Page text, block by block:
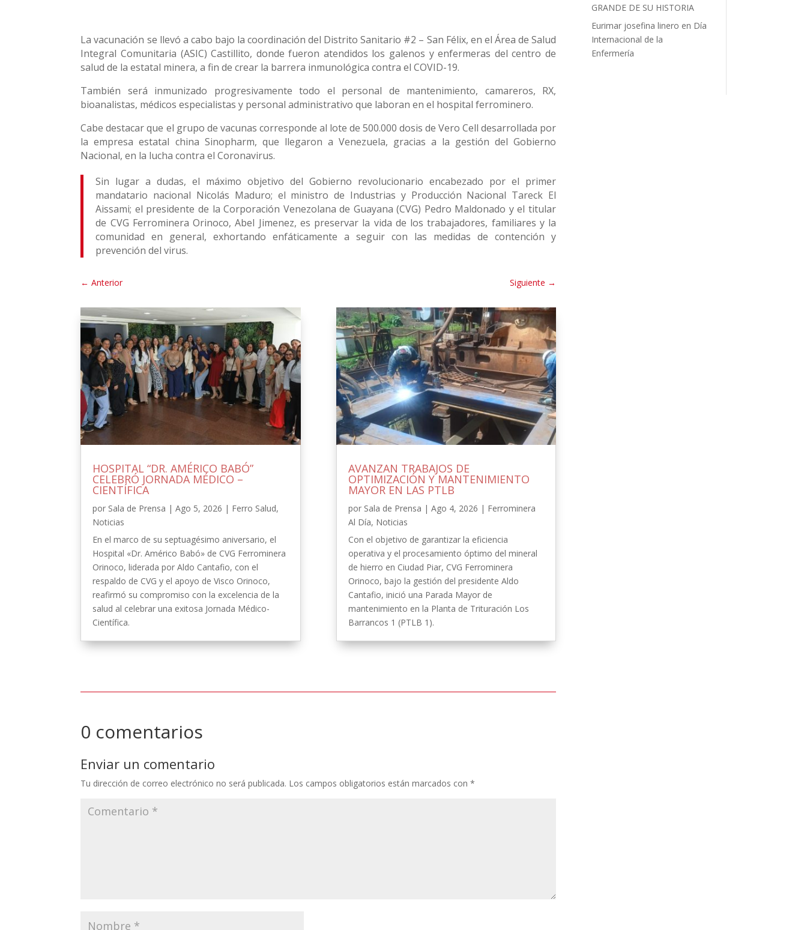
La vacunación se llevó a cabo bajo la coordinación del Distrito Sanitario #2 – San Félix, en el Área de Salud
Integral Comunitaria (ASIC) Castillito, donde fueron atendidos los galenos y enfermeras del centro de
salud de la estatal minera, a fin de crear la barrera inmunológica contra el COVID-19.
También será inmunizado progresivamente todo el personal de mantenimiento, camareros, RX,
bioanalistas, médicos especialistas y personal administrativo que laboran en el hospital ferrominero.
Cabe destacar que el grupo de vacunas corresponde al lote de 500.000 dosis de Vero Cell desarrollada por
la empresa estatal china Sinopharm, que llegaron a Venezuela, gracias a la gestión del Gobierno
Nacional, en la lucha contra el Coronavirus.
Sin lugar a dudas, el máximo objetivo del Gobierno revolucionario encabezado por el primer
mandatario nacional Nicolás Maduro; el ministro de Industrias y Producción Nacional Tareck El
Aissami; el presidente de la Corporación Venezolana de Guayana (CVG) Pedro Maldonado y el titular
de CVG Ferrominera Orinoco, Abel Jimenez, es preservar la vida de los trabajadores, familiares y la
comunidad en general, exhortando enfáticamente a seguir con las medidas de contención y
prevención del virus.
←Anterior Siguiente →
HOSPITAL “DR. AMÉRICO BABÓ”
CELEBRÓ JORNADA MÉDICO –
CIENTÍFICA
por Sala de Prensa |Ago 5, 2026 | Ferro Salud,
Noticias
En el marco de su septuagésimo aniversario, el
Hospital «Dr. Américo Babó» de CVG Ferrominera
Orinoco, liderada por Aldo Cantafio, con el
respaldo de CVG y el apoyo de Visco Orinoco,
reafirmó su compromiso con la excelencia de la
salud al celebrar una exitosa Jornada Médico-
Científica.
AVANZAN TRABAJOS DE
OPTIMIZACIÓN Y MANTENIMIENTO
MAYOR EN LAS PTLB
por Sala de Prensa | Ago 4, 2026 | Ferrominera
Al Día, Noticias
Con el objetivo de garantizar la eficiencia
operativa y el procesamiento óptimo del mineral
de hierro en Ciudad Piar, CVG Ferrominera
Orinoco, bajo la gestión del presidente Aldo
Cantafio, inició una Parada Mayor de
mantenimiento en la Planta de Trituración Los
Barrancos 1 (PTLB 1).
0 comentarios
Enviar un comentario
Tu dirección de correo electrónico no será publicada. Los campos obligatorios están marcados con*
GRANDE DE SU HISTORIA
Eurimar josefina linero en Día
Internacional de la
Enfermería